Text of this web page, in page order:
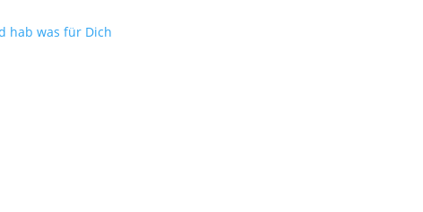
hab was für Dich